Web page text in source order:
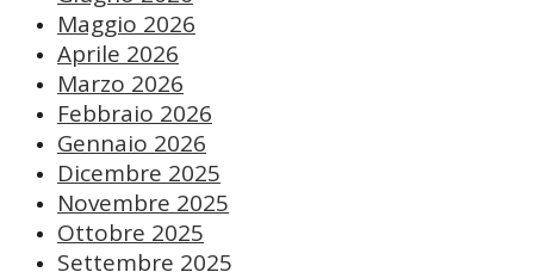
Maggio 2026
Aprile 2026
Marzo 2026
Febbraio 2026
Gennaio 2026
Dicembre 2025
Novembre 2025
Ottobre 2025
Settembre 2025